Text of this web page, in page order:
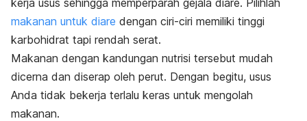
makanan untuk diare dengan ciri-ciri memiliki tinggi
karbohidrat tapi rendah serat.
Makanan dengan kandungan nutrisi tersebut mudah
dicerna dan diserap oleh perut. Dengan begitu, usus
Anda tidak bekerja terlalu keras untuk mengolah
makanan.